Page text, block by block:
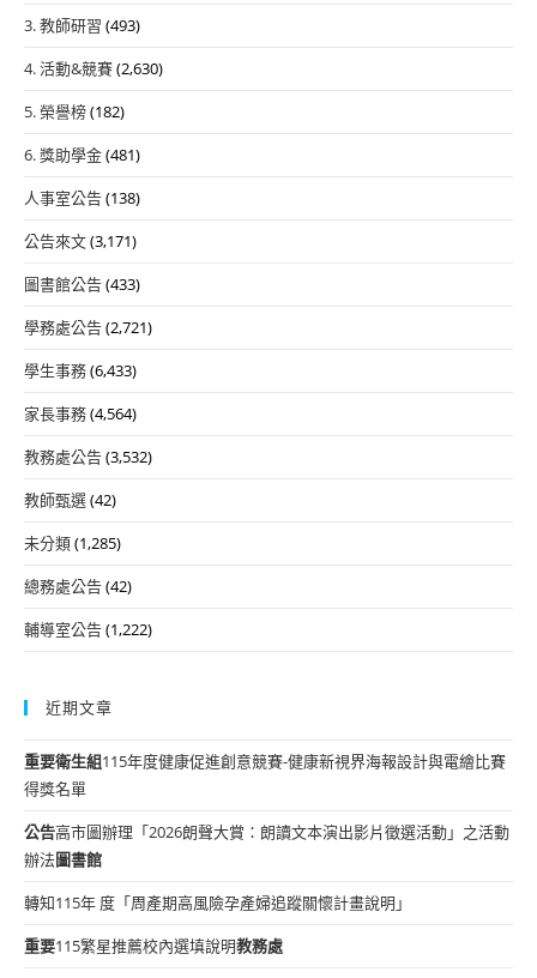
3. 教師研習 (493)
4. 活動&競賽(2,630)
5. 榮譽榜(182)
6. 獎助學金(481)
人事室公告(138)
公告來文(3,171)
圖書館公告(433)
學務處公告(2,721)
學生事務(6,433)
家長事務(4,564)
教務處公告(3,532)
教師甄選(42)
未分類(1,285)
總務處公告(42)
輔導室公告(1,222)
近期文章
重要衛生組115年度健康促進創意競賽-健康新視界海報設計與電繪比賽
得獎名單
公告高市圖辦理「2026朗聲大賞：朗讀文本演出影片徵選活動」之活動
辦法圖書館
轉知115年 度「周產期高風險孕產婦追蹤關懷計畫說明」
重要115繁星推薦校內選填說明教務處